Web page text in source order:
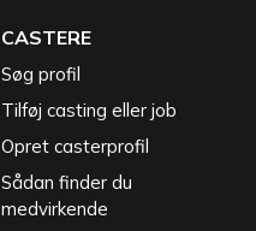
CASTERE
Søg profil
Tilføj casting eller job
Opret casterprofil
Sådan finder du
medvirkende